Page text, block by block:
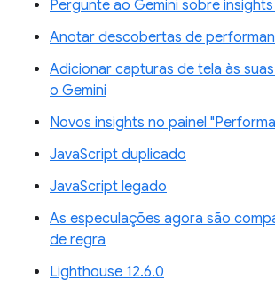
Pergunte ao Gemini sobre
Anotar descobertas de
Adicionar capturas de tela às
o Gemini
Novos insights no painel
JavaScript duplicado
JavaScript legado
As especulações agora são
de regra
Lighthouse 12.6.0